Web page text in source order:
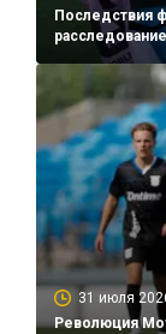
Последствия
31 июля
Революция